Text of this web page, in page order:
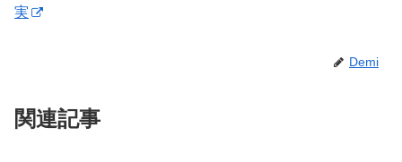
実
Demi
関連記事